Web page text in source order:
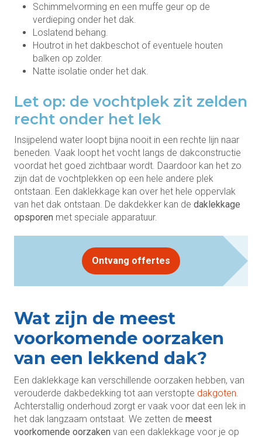
Schimmelvorming en een muffe geur op de
verdieping onder het dak.
Loslatend behang.
Houtrot in het dakbeschot of eventuele houten
balken op zolder.
Natte isolatie onder het dak.
Let op: de vochtplek zit zelden
recht onder het lek
Insijpelend water loopt bijna nooit in een rechte lijn naar
beneden. Vaak loopt het vocht langs de dakconstructie
voordat het goed zichtbaar wordt. Daardoor kan het zo
zijn dat de vochtplekken op een hele andere plek
ontstaan. Een daklekkage kan over het hele oppervlak
van het dak ontstaan. De dakdekker kan de daklekkage
opsporen met speciale apparatuur.
Ontvang offertes
Wat zijn de meest
voorkomende oorzaken
van een lekkend dak?
Een daklekkage kan verschillende oorzaken hebben, van
verouderde dakbedekking tot aan verstopte dakgoten
Achterstallig onderhoud zorgt er vaak voor dat een lek in
het dak langzaam ontstaat. We zetten de meest
voorkomende oorzaken van een daklekkage voor je op